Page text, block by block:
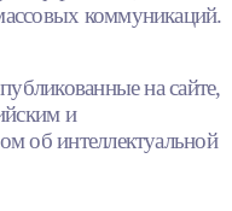
коммуникаций.
на сайте,
и
об интеллектуальной